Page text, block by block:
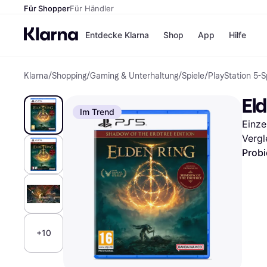
Für ShopperFür Händler
Entdecke Klarna
Zahlungsmethoden
Bezahle in 3
Teilzahlungen
Bezahle in bis zu 30
Tagen
Ratenzahlung
Shop
Shops
H&M
Temu
App Hilfe
Klarna/Shopping/Gaming & Unterhaltung/Spiele/PlayStation 5-
Im Trend
+10